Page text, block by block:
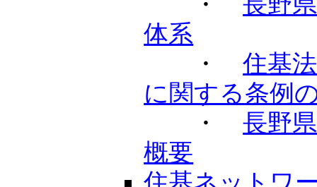
体系
・住基
に関する条例
・長野
概要